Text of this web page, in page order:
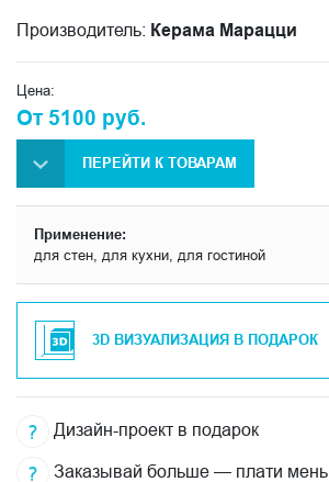
Производитель: Керама Марацци
Цена:
От 5100 руб.
ПЕРЕЙТИ К ТОВАРАМ
Применение:
для стен, для кухни, для гостиной
3D ВИЗУАЛИЗАЦИЯ В ПОДАРОК
Дизайн-проект в подарок
Заказывай больше — плати